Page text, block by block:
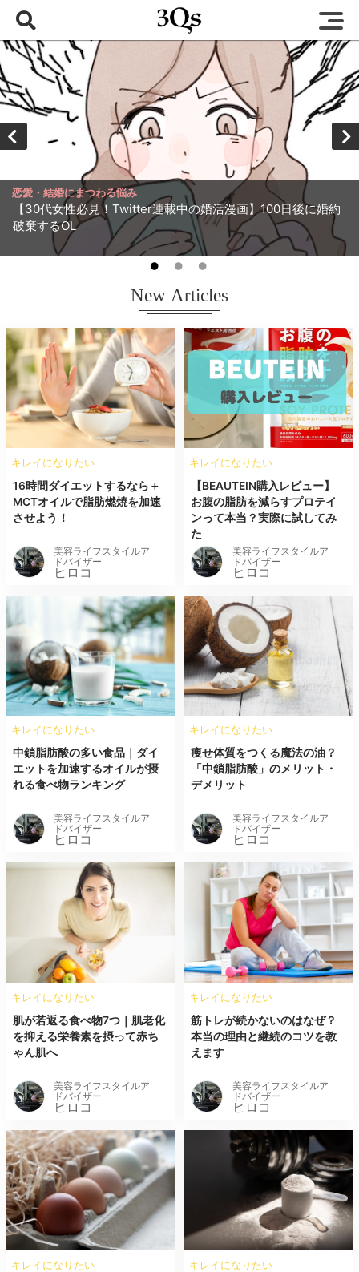
【30代女性必見！Twitter連載中の婚活漫画】100日後に婚約
破棄するOL
恋愛・結婚にまつわる悩み
New Articles
キレイになりたい
16時間ダイエットするなら＋
MCTオイルで脂肪燃焼を加速
させよう！
美容ライフスタイルア
ドバイザー
ヒロコ
キレイになりたい
【BEAUTEIN購入レビュー】
お腹の脂肪を減らすプロテイ
ンって本当？実際に試してみ
た
美容ライフスタイルア
ドバイザー
ヒロコ
キレイになりたい
中鎖脂肪酸の多い食品｜ダイ
エットを加速するオイルが摂
れる食べ物ランキング
美容ライフスタイルア
ドバイザー
ヒロコ
キレイになりたい
痩せ体質をつくる魔法の油？
「中鎖脂肪酸」のメリット・
デメリット
美容ライフスタイルア
ドバイザー
ヒロコ
キレイになりたい
肌が若返る食べ物7つ｜肌老化
を抑える栄養素を摂って赤ち
ゃん肌へ
美容ライフスタイルア
ドバイザー
ヒロコ
キレイになりたい
筋トレが続かないのはなぜ？
本当の理由と継続のコツを教
えます
美容ライフスタイルア
ドバイザー
ヒロコ
キレイになりたい
キレイになりたい